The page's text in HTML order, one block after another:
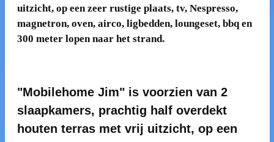
uitzicht, op een zeer rustige plaats, tv, Nespresso,
magnetron, oven, airco, ligbedden, loungeset, bbq en
300 meter lopen naar het strand.
"Mobilehome Jim" is voorzien van 2
slaapkamers, prachtig half overdekt
houten terras met vrij uitzicht, op een